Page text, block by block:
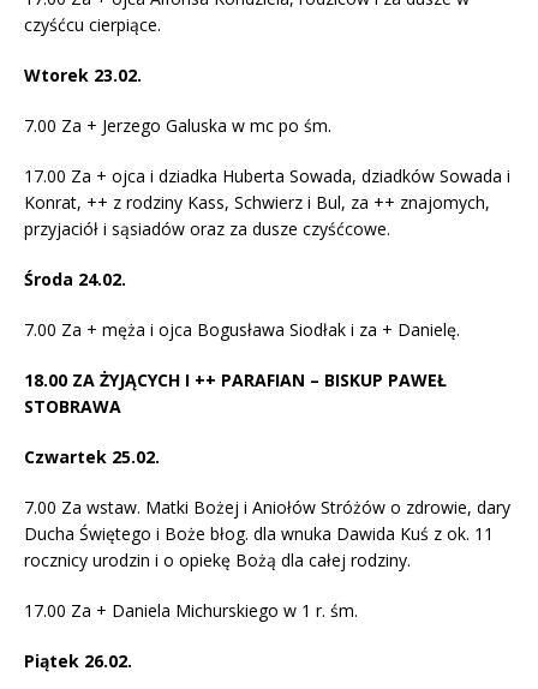
czyśćcu cierpiące.
Wtorek 23.02.
7.00 Za + Jerzego Galuska w mc po śm.
17.00 Za + ojca i dziadka Huberta Sowada, dziadków Sowada i
Konrat, ++ z rodziny Kass, Schwierz i Bul, za ++ znajomych,
przyjaciół i sąsiadów oraz za dusze czyśćcowe.
Środa 24.02.
7.00 Za + męża i ojca Bogusława Siodłak i za + Danielę.
18.00 ZA ŻYJĄCYCH I ++ PARAFIAN – BISKUP PAWEŁ
STOBRAWA
Czwartek 25.02.
7.00 Za wstaw. Matki Bożej i Aniołów Stróżów o zdrowie, dary
Ducha Świętego i Boże błog. dla wnuka Dawida Kuś z ok. 11
rocznicy urodzin i o opiekę Bożą dla całej rodziny.
17.00 Za + Daniela Michurskiego w 1 r. śm.
Piątek 26.02.